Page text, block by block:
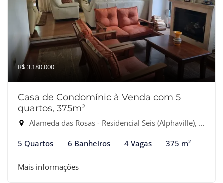
R$ 3.180.000
Casa de Condomínio à Venda com 5
quartos, 375m²
Alameda das Rosas - Residencial Seis (Alphaville), Santana de Parnaíba-SP
5 Quartos 6 Banheiros 4 Vagas 375 m²
Mais informações